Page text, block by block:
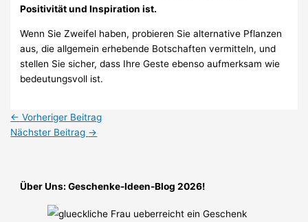
Positivität und Inspiration ist.
Wenn Sie Zweifel haben, probieren Sie alternative Pflanzen
aus, die allgemein erhebende Botschaften vermitteln, und
stellen Sie sicher, dass Ihre Geste ebenso aufmerksam wie
bedeutungsvoll ist.
← Vorheriger Beitrag
Nächster Beitrag →
Über Uns: Geschenke-Ideen-Blog 2026!